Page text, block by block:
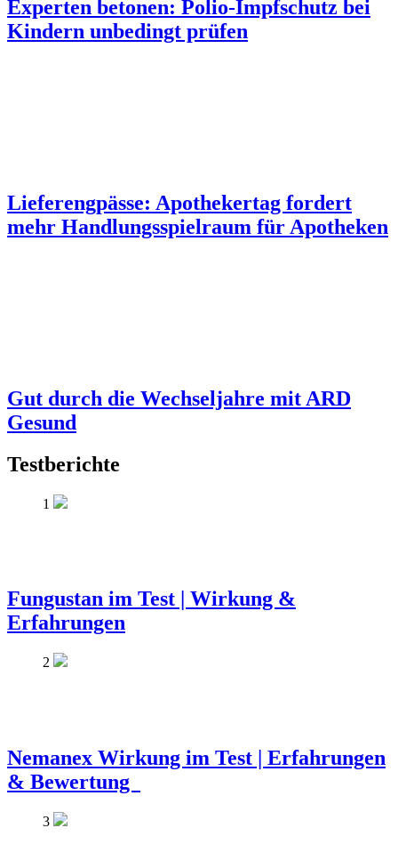
Experten betonen: Polio-Impfschutz bei
Kindern unbedingt prüfen
Lieferengpässe: Apothekertag fordert
mehr Handlungsspielraum für Apotheken
Gut durch die Wechseljahre mit ARD
Gesund
Testberichte
1
Fungustan im Test | Wirkung &
Erfahrungen
2
Nemanex Wirkung im Test | Erfahrungen
& Bewertung
3